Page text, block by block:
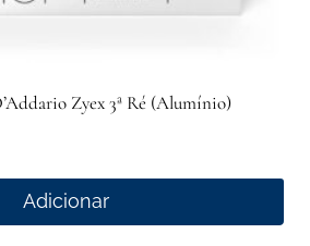
Zyex 3ª Ré (Alumínio)
Adicionar